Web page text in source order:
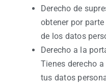
Derecho de
obtener por
de los datos
Derecho a la
Tienes derecho
tus datos